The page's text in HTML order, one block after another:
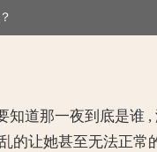
孽王爷别乱来
道那一夜到底是谁 ,
让她甚至无法正常的